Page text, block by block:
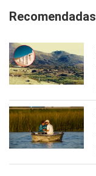
Recomendadas